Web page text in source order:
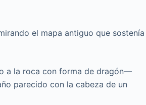
el mapa antiguo que sostenía
a la roca con forma de dragón—
parecido con la cabeza de un